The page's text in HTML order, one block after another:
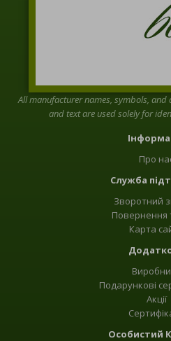
All manufacturer names, symbols,
and text are used solely for
Про
Служба
Зворотний
Повернення
Карта
Подарункові
Акції
Особистий